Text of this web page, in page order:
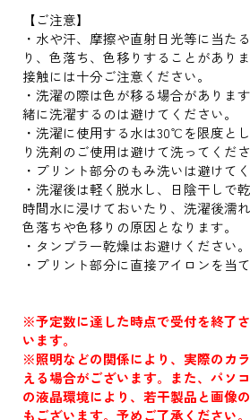
【ご注意】
・水や汗、摩擦や直射日光等に当た
り、色落ち、色移りすることがあり
接触には十分ご注意ください。
・洗濯の際は色が移る場合がありま
緒に洗濯するのは避けてください。
・洗濯に使用する水は30℃を限度と
り洗剤のご使用は避けて洗ってくださ
・プリント部分のもみ洗いは避けてく
・洗濯後は軽く脱水し、日陰干しで
時間水に浸けておいたり、洗濯後濡
色落ちや色移りの原因となります。
・タンブラー乾燥はお避けください。
・プリント部分に直接アイロンを当
※予定数に達した時点で受付を終了
います。
※照明などの関係により、実際のカ
える場合がございます。また、パソ
の液晶環境により、若干製品と画像
もございます。予めご了承ください。